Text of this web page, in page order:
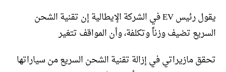
يقول رئيس EV في الشركة الإيطالية إن تقنية الشحن
السريع تضيف وزناً وتكلفة، وأن المواقف تتغير
تحقق مازيراتي في إزالة تقنية الشحن السريع من سياراتها